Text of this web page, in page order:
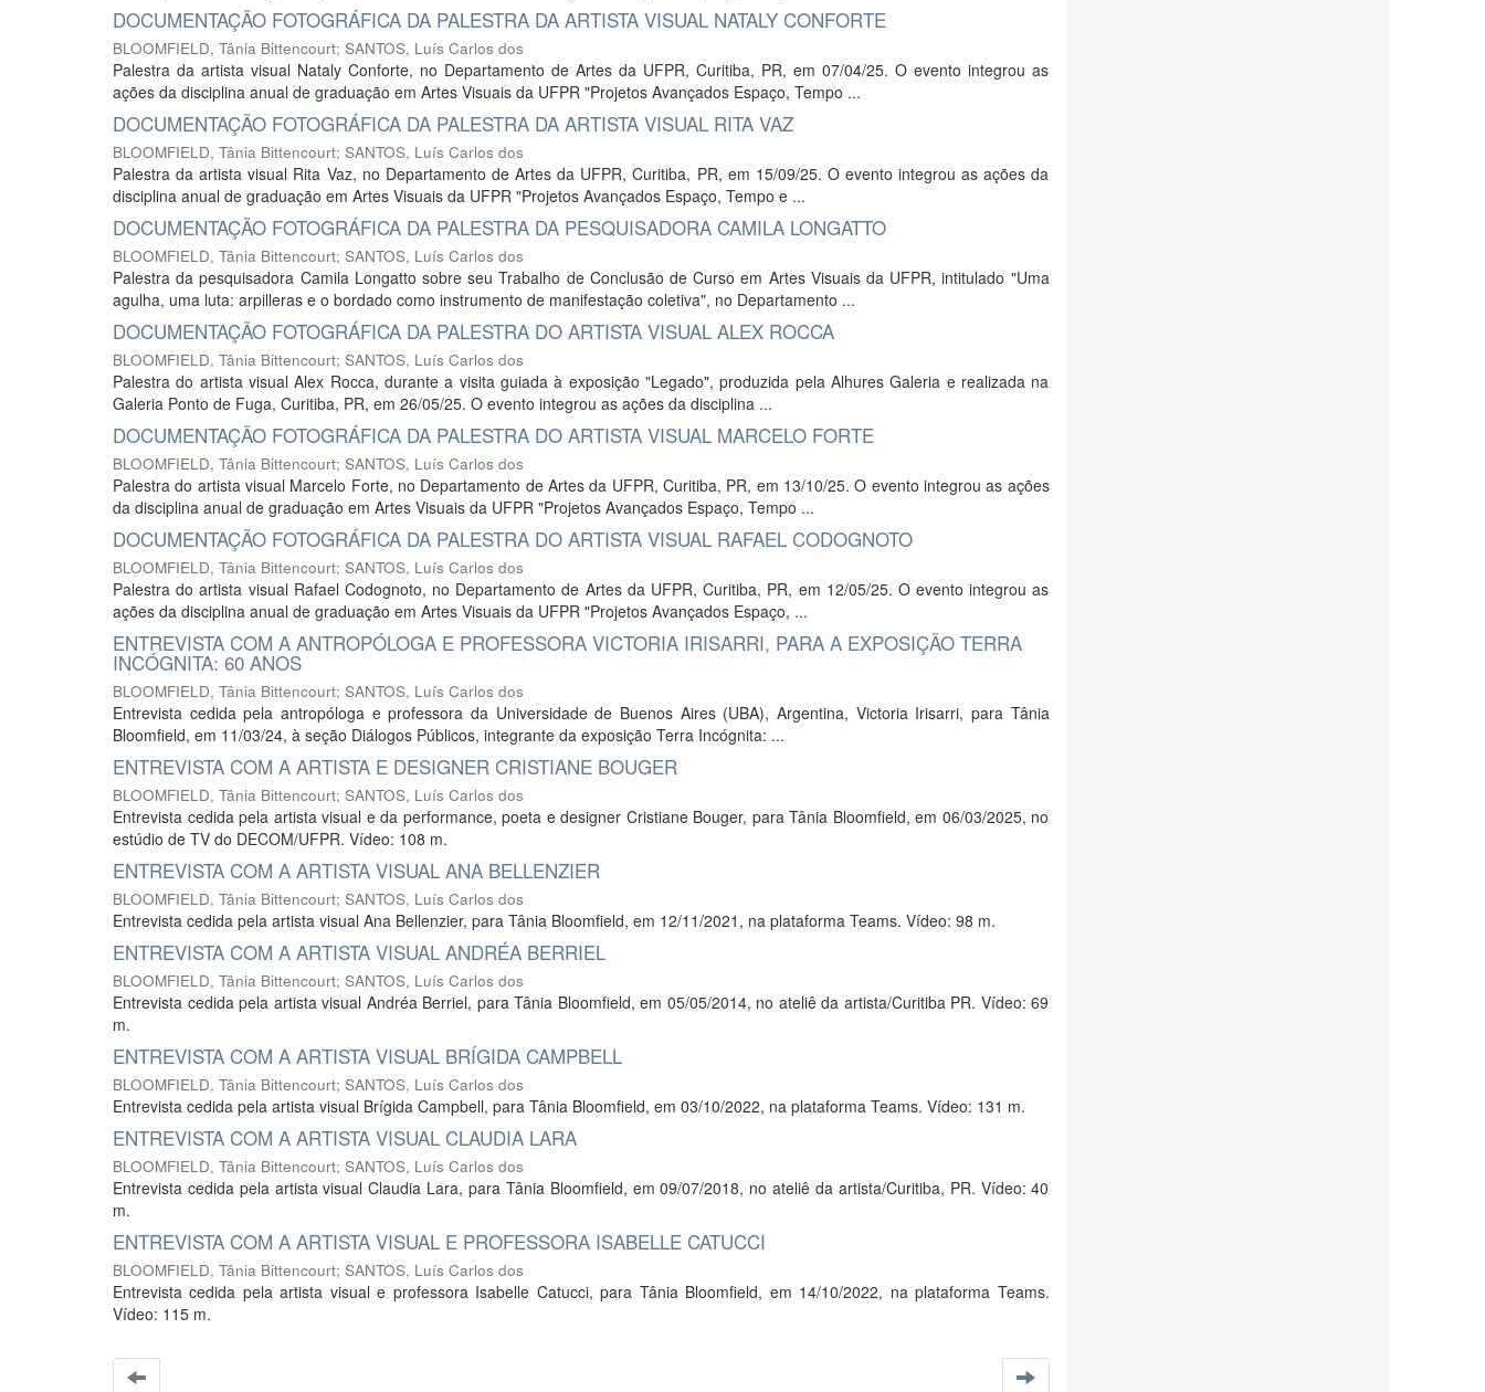
DOCUMENTAÇÃO FOTOGRÁFICA DA PALESTRA DA ARTISTA VISUAL NATALY CONFORTE
BLOOMFIELD, Tânia Bittencourt; SANTOS, Luís Carlos dos
Palestra da artista visual Nataly Conforte, no Departamento de Artes da UFPR, Curitiba, PR, em 07/04/25. O evento integrou as
ações da disciplina anual de graduação em Artes Visuais da UFPR "Projetos Avançados Espaço, Tempo ...
DOCUMENTAÇÃO FOTOGRÁFICA DA PALESTRA DA ARTISTA VISUAL RITA VAZ
BLOOMFIELD, Tânia Bittencourt; SANTOS, Luís Carlos dos
Palestra da artista visual Rita Vaz, no Departamento de Artes da UFPR, Curitiba, PR, em 15/09/25. O evento integrou as ações da
disciplina anual de graduação em Artes Visuais da UFPR "Projetos Avançados Espaço, Tempo e ...
DOCUMENTAÇÃO FOTOGRÁFICA DA PALESTRA DA PESQUISADORA CAMILA LONGATTO
BLOOMFIELD, Tânia Bittencourt; SANTOS, Luís Carlos dos
Palestra da pesquisadora Camila Longatto sobre seu Trabalho de Conclusão de Curso em Artes Visuais da UFPR, intitulado "Uma
agulha, uma luta: arpilleras e o bordado como instrumento de manifestação coletiva", no Departamento ...
DOCUMENTAÇÃO FOTOGRÁFICA DA PALESTRA DO ARTISTA VISUAL ALEX ROCCA
BLOOMFIELD, Tânia Bittencourt; SANTOS, Luís Carlos dos
Palestra do artista visual Alex Rocca, durante a visita guiada à exposição "Legado", produzida pela Alhures Galeria e realizada na
Galeria Ponto de Fuga, Curitiba, PR, em 26/05/25. O evento integrou as ações da disciplina ...
DOCUMENTAÇÃO FOTOGRÁFICA DA PALESTRA DO ARTISTA VISUAL MARCELO FORTE
BLOOMFIELD, Tânia Bittencourt; SANTOS, Luís Carlos dos
Palestra do artista visual Marcelo Forte, no Departamento de Artes da UFPR, Curitiba, PR, em 13/10/25. O evento integrou as ações
da disciplina anual de graduação em Artes Visuais da UFPR "Projetos Avançados Espaço, Tempo ...
DOCUMENTAÇÃO FOTOGRÁFICA DA PALESTRA DO ARTISTA VISUAL RAFAEL CODOGNOTO
BLOOMFIELD, Tânia Bittencourt; SANTOS, Luís Carlos dos
Palestra do artista visual Rafael Codognoto, no Departamento de Artes da UFPR, Curitiba, PR, em 12/05/25. O evento integrou as
ações da disciplina anual de graduação em Artes Visuais da UFPR "Projetos Avançados Espaço, ...
ENTREVISTA COM A ANTROPÓLOGA E PROFESSORA VICTORIA IRISARRI, PARA A EXPOSIÇÃO TERRA
INCÓGNITA: 60 ANOS
BLOOMFIELD, Tânia Bittencourt; SANTOS, Luís Carlos dos
Entrevista cedida pela antropóloga e professora da Universidade de Buenos Aires (UBA), Argentina, Victoria Irisarri, para Tânia
Bloomfield, em 11/03/24, à seção Diálogos Públicos, integrante da exposição Terra Incógnita: ...
ENTREVISTA COM A ARTISTA E DESIGNER CRISTIANE BOUGER
BLOOMFIELD, Tânia Bittencourt; SANTOS, Luís Carlos dos
Entrevista cedida pela artista visual e da performance, poeta e designer Cristiane Bouger, para Tânia Bloomfield, em 06/03/2025, no
estúdio de TV do DECOM/UFPR. Vídeo: 108 m.
ENTREVISTA COM A ARTISTA VISUAL ANA BELLENZIER
BLOOMFIELD, Tânia Bittencourt; SANTOS, Luís Carlos dos
Entrevista cedida pela artista visual Ana Bellenzier, para Tânia Bloomfield, em 12/11/2021, na plataforma Teams. Vídeo: 98 m.
ENTREVISTA COM A ARTISTA VISUAL ANDRÉA BERRIEL
BLOOMFIELD, Tânia Bittencourt; SANTOS, Luís Carlos dos
Entrevista cedida pela artista visual Andréa Berriel, para Tânia Bloomfield, em 05/05/2014, no ateliê da artista/Curitiba PR. Vídeo: 69
m.
ENTREVISTA COM A ARTISTA VISUAL BRÍGIDA CAMPBELL
BLOOMFIELD, Tânia Bittencourt; SANTOS, Luís Carlos dos
Entrevista cedida pela artista visual Brígida Campbell, para Tânia Bloomfield, em 03/10/2022, na plataforma Teams. Vídeo: 131 m.
ENTREVISTA COM A ARTISTA VISUAL CLAUDIA LARA
BLOOMFIELD, Tânia Bittencourt; SANTOS, Luís Carlos dos
Entrevista cedida pela artista visual Claudia Lara, para Tânia Bloomfield, em 09/07/2018, no ateliê da artista/Curitiba, PR. Vídeo: 40
m.
ENTREVISTA COM A ARTISTA VISUAL E PROFESSORA ISABELLE CATUCCI
BLOOMFIELD, Tânia Bittencourt; SANTOS, Luís Carlos dos
Entrevista cedida pela artista visual e professora Isabelle Catucci, para Tânia Bloomfield, em 14/10/2022, na plataforma Teams.
Vídeo: 115 m.